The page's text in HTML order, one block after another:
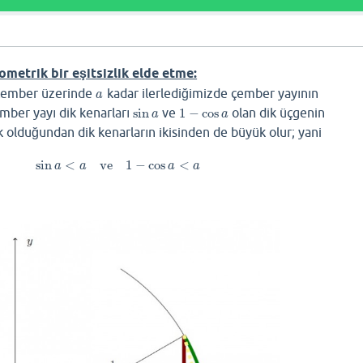
bir eşitsizlik elde etme:
üzerindea
a kadar ilerlediğimizde çember yayının
yayı dik kenarları sina
sina ve 1 − cosa
1 −cosa
olan dik üçgenin
dik kenarların ikisinden de büyük olur; yani
sina < a ve 1 − cosa < a
sina <a ve 1−cosa< a